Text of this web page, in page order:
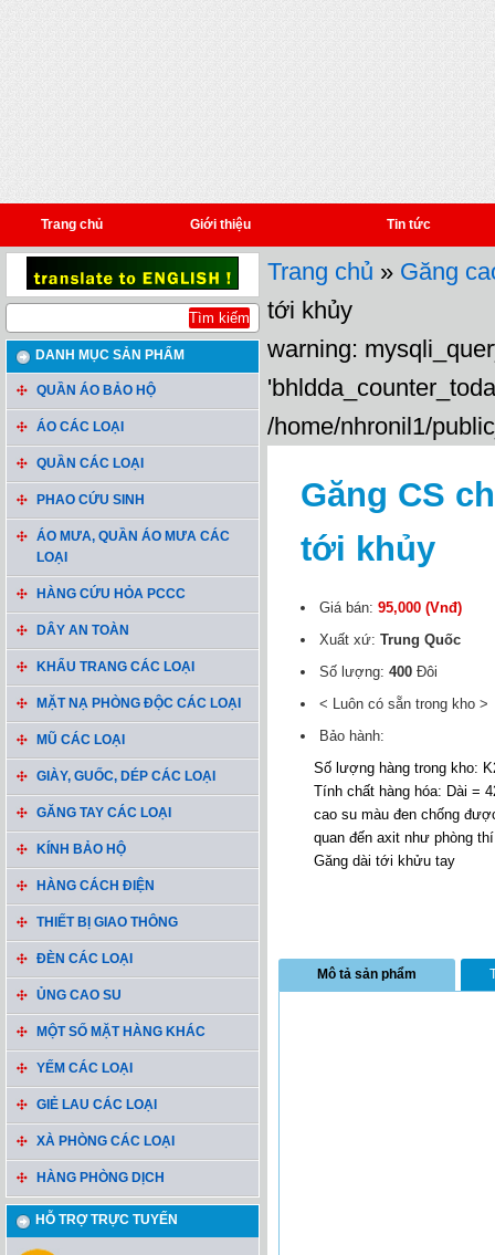
Trang chủ Giới thiệu Tin tức
DANH MỤC SẢN PHẨM
QUẦN ÁO BẢO HỘ
ÁO CÁC LOẠI
QUẦN CÁC LOẠI
PHAO CỨU SINH
ÁO MƯA, QUẦN ÁO MƯA CÁC
LOẠI
HÀNG CỨU HỎA PCCC
DÂY AN TOÀN
KHẨU TRANG CÁC LOẠI
MẶT NẠ PHÒNG ĐỘC CÁC LOẠI
MŨ CÁC LOẠI
GIÀY, GUỐC, DÉP CÁC LOẠI
GĂNG TAY CÁC LOẠI
KÍNH BẢO HỘ
HÀNG CÁCH ĐIỆN
THIẾT BỊ GIAO THÔNG
ĐÈN CÁC LOẠI
ỦNG CAO SU
MỘT SỐ MẶT HÀNG KHÁC
YẾM CÁC LOẠI
GIẺ LAU CÁC LOẠI
XÀ PHÒNG CÁC LOẠI
HÀNG PHÒNG DỊCH
HỖ TRỢ TRỰC TUYẾN
Trang chủ » Găng
tới khủy
warning:
/home/nhronil1/
Găng CS
tới khủy
Giá bán: 95,000 (Vnđ)
Xuất xứ: Trung Quốc
Số lượng: 400 Đôi
< Luôn có sẵn trong kho >
Bảo hành:
Số lượng hàng trong kho:
Tính chất hàng hóa: Dài =
cao su màu đen chống
quan đến axit như phòng
Găng dài tới khửu tay
Mô tả sản phẩm